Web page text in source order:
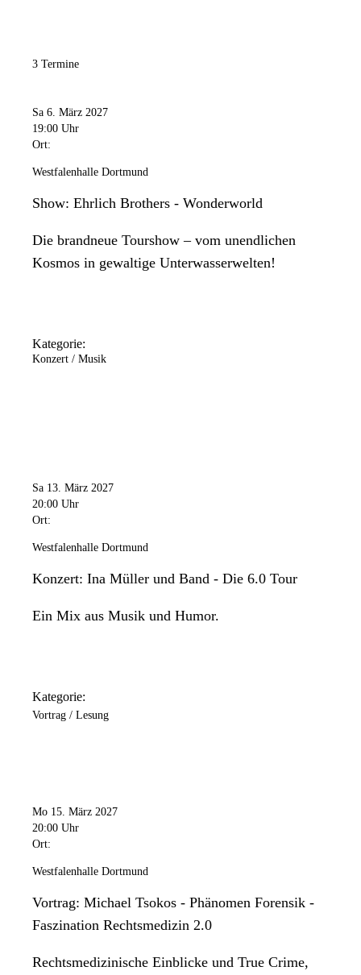
3 Termine
Sa 6. März 2027
19:00 Uhr
Ort:
Westfalenhalle Dortmund
Show: Ehrlich Brothers - Wonderworld
Die brandneue Tourshow – vom unendlichen
Kosmos in gewaltige Unterwasserwelten!
Kategorie:
Konzert / Musik
Sa 13. März 2027
20:00 Uhr
Ort:
Westfalenhalle Dortmund
Konzert: Ina Müller und Band - Die 6.0 Tour
Ein Mix aus Musik und Humor.
Kategorie:
Vortrag / Lesung
Mo 15. März 2027
20:00 Uhr
Ort:
Westfalenhalle Dortmund
Vortrag: Michael Tsokos - Phänomen Forensik -
Faszination Rechtsmedizin 2.0
Rechtsmedizinische Einblicke und True Crime,